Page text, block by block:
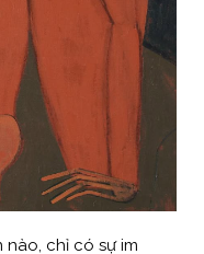
nào, chỉ có sự im